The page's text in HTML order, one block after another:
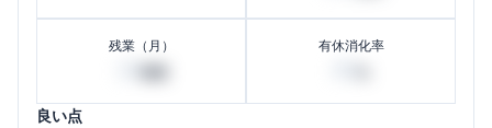
残業（月） 有休消化率
良い点